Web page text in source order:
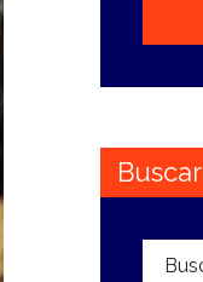
Buscar
Buscar: